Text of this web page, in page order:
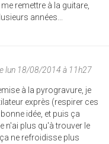
remettre à la guitare,
années...
lun 18/08/2014 à 11h27
à la pyrogravure, je
exprès (respirer ces
idée, et puis ça
n'ai plus qu'à trouver le
ne refroidisse plus